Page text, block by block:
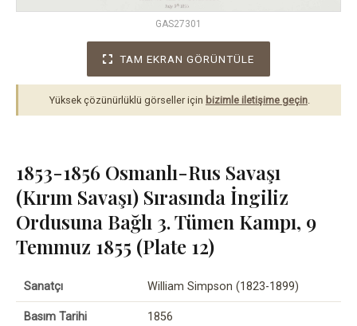
GAS27301
TAM EKRAN GÖRÜNTÜLE
Yüksek çözünürlüklü görseller için bizimle iletişime geçin.
1853-1856 Osmanlı-Rus Savaşı
(Kırım Savaşı) Sırasında İngiliz
Ordusuna Bağlı 3. Tümen Kampı, 9
Temmuz 1855 (Plate 12)
Sanatçı William Simpson (1823-1899)
Basım Tarihi 1856